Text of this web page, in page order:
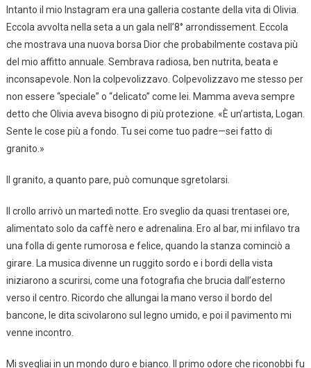
Intanto il mio Instagram era una galleria costante della vita di Olivia.
Eccola avvolta nella seta a un gala nell’8° arrondissement. Eccola
che mostrava una nuova borsa Dior che probabilmente costava più
del mio affitto annuale. Sembrava radiosa, ben nutrita, beata e
inconsapevole. Non la colpevolizzavo. Colpevolizzavo me stesso per
non essere “speciale” o “delicato” come lei. Mamma aveva sempre
detto che Olivia aveva bisogno di più protezione. «È un’artista, Logan.
Sente le cose più a fondo. Tu sei come tuo padre—sei fatto di
granito.»
Il granito, a quanto pare, può comunque sgretolarsi.
Il crollo arrivò un martedì notte. Ero sveglio da quasi trentasei ore,
alimentato solo da caffè nero e adrenalina. Ero al bar, mi infilavo tra
una folla di gente rumorosa e felice, quando la stanza cominciò a
girare. La musica divenne un ruggito sordo e i bordi della vista
iniziarono a scurirsi, come una fotografia che brucia dall’esterno
verso il centro. Ricordo che allungai la mano verso il bordo del
bancone, le dita scivolarono sul legno umido, e poi il pavimento mi
venne incontro.
Mi svegliai in un mondo duro e bianco. Il primo odore che riconobbi fu